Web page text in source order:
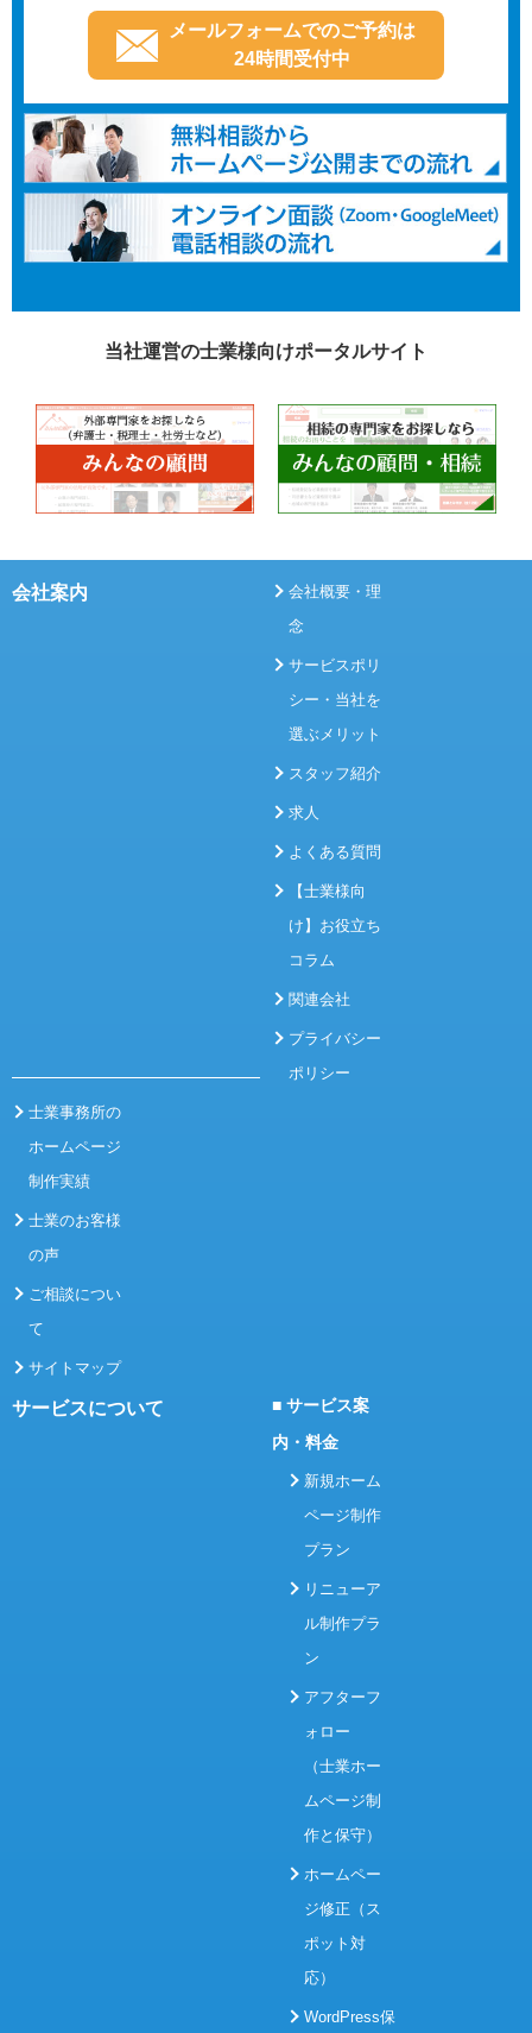
メールフォームでのご予約は
24時間受付中
当社運営の士業様向けポータルサイト
会社案内
会社概要・理
念
サービスポリ
シー・当社を
選ぶメリット
スタッフ紹介
求人
よくある質問
【士業様向
け】お役立ち
コラム
関連会社
プライバシー
ポリシー
士業事務所の
ホームページ
制作実績
士業のお客様
の声
ご相談につい
て
サイトマップ
サービスについて
■ サービス案
内・料金
新規ホーム
ページ制作
プラン
リニューア
ル制作プラ
ン
アフターフ
ォロー
（士業ホー
ムページ制
作と保守）
ホームペー
ジ修正（ス
ポット対
応）
WordPress保